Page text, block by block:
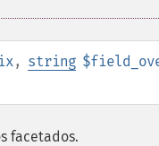
, string
facetados.